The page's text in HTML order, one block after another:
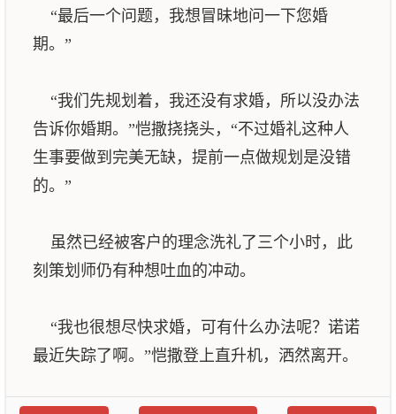
“最后一个问题，我想冒昧地问一下您婚
期。”
“我们先规划着，我还没有求婚，所以没办法
告诉你婚期。”恺撒挠挠头，“不过婚礼这种人
生事要做到完美无缺，提前一点做规划是没错
的。”
虽然已经被客户的理念洗礼了三个小时，此
刻策划师仍有种想吐血的冲动。
“我也很想尽快求婚，可有什么办法呢？诺诺
最近失踪了啊。”恺撒登上直升机，洒然离开。